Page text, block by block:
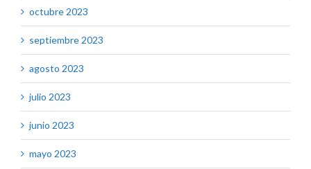
octubre 2023
septiembre 2023
agosto 2023
julio 2023
junio 2023
mayo 2023